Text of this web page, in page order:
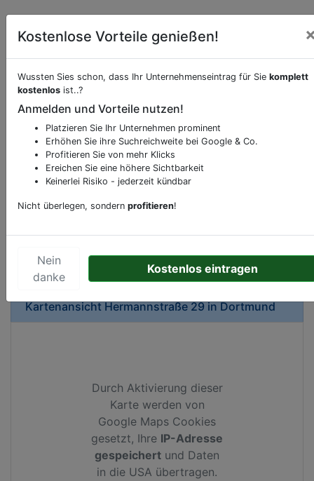
Beschreibung & Services von
Sie möchten eine Beschreibung, Dienstleistung
oder andere relevante Informationen hinzufügen?
Klicken Sie bittehierum uns zu kontaktieren.
Gerne erweitern wir Ihren Firmeneintrag um
Sonderangebote odere besondere Services, die
Ihren Wettbewerbern abheben.
KartenansichtHermannstraße 29inDortmund
Durch Aktivierung dieser
Karte werden von
Google Maps Cookies
gesetzt, Ihre IP-Adresse
gespeichert und Daten
in die USA übertragen.
Kostenlose Vorteile genießen!
Wussten Sies schon, dass Ihr Unternehmenseintrag für Sie komplett
kostenlos ist..?
Anmelden und Vorteile nutzen!
Platzieren Sie Ihr Unternehmen prominent
Erhöhen Sie ihre Suchreichweite bei Google & Co.
Profitieren Sie von mehr Klicks
Ereichen Sie eine höhere Sichtbarkeit
Keinerlei Risiko - jederzeit kündbar
Nicht überlegen, sondern profitieren!
Nein
danke
Kostenlos eintragen